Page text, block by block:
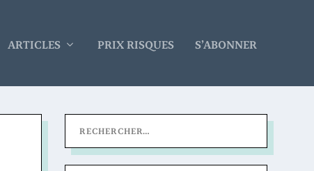
ARTICLES PRIX RISQUES S’ABONNER